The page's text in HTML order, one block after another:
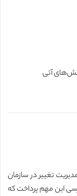
آتی
تغییر در سازمان
این مهم پرداخت که